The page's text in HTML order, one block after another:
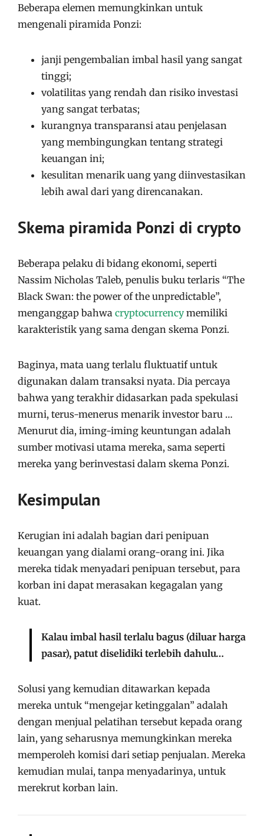
Beberapa elemen memungkinkan untuk
mengenali piramida Ponzi:
janji pengembalian imbal hasil yang sangat
tinggi;
volatilitas yang rendah dan risiko investasi
yang sangat terbatas;
kurangnya transparansi atau penjelasan
yang membingungkan tentang strategi
keuangan ini;
kesulitan menarik uang yang diinvestasikan
lebih awal dari yang direncanakan.
Skema piramida Ponzi di crypto
Beberapa pelaku di bidang ekonomi, seperti
Nassim Nicholas Taleb, penulis buku terlaris “The
Black Swan: the power of the unpredictable”,
menganggap bahwa cryptocurrencymemiliki
karakteristik yang sama dengan skema Ponzi.
Baginya, mata uang terlalu fluktuatif untuk
digunakan dalam transaksi nyata. Dia percaya
bahwa yang terakhir didasarkan pada spekulasi
murni, terus-menerus menarik investor baru …
Menurut dia, iming-iming keuntungan adalah
sumber motivasi utama mereka, sama seperti
mereka yang berinvestasi dalam skema Ponzi.
Kesimpulan
Kerugian ini adalah bagian dari penipuan
keuangan yang dialami orang-orang ini. Jika
mereka tidak menyadari penipuan tersebut, para
korban ini dapat merasakan kegagalan yang
kuat.
Kalau imbal hasil terlalu bagus (diluar harga
pasar), patut diselidiki terlebih dahulu…
Solusi yang kemudian ditawarkan kepada
mereka untuk “mengejar ketinggalan” adalah
dengan menjual pelatihan tersebut kepada orang
lain, yang seharusnya memungkinkan mereka
memperoleh komisi dari setiap penjualan. Mereka
kemudian mulai, tanpa menyadarinya, untuk
merekrut korban lain.